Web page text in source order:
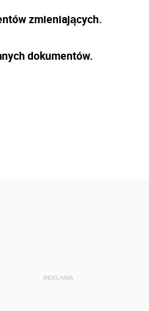
zmieniających.
dokumentów.